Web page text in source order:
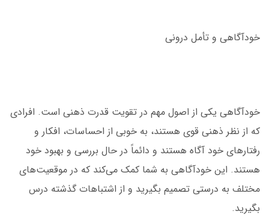
خودآگاهی و تأمل درونی
خودآگاهی یکی از اصول مهم در تقویت قدرت ذهنی است. افرادی
که از نظر ذهنی قوی هستند، به خوبی از احساسات، افکار و
رفتارهای خود آگاه هستند و دائماً در حال بررسی و بهبود خود
هستند. این خودآگاهی به شما کمک می‌کند که در موقعیت‌های
مختلف به درستی تصمیم بگیرید و از اشتباهات گذشته درس
بگیرید.